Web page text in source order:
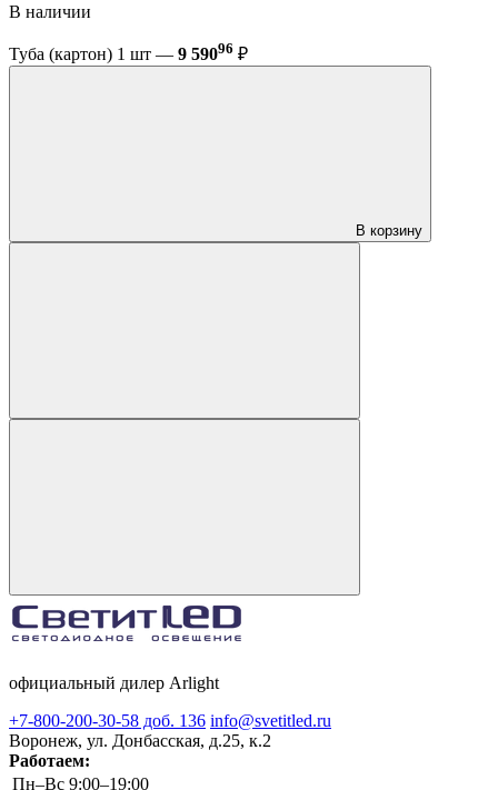
В наличии
Туба (картон) 1 шт — 9 59096 ₽
В корзину
официальный дилер Arlight
+7-800-200-30-58 доб. 136 info@svetitled.ru
Воронеж, ул. Донбасская, д.25, к.2
Работаем:
Пн–Вс 9:00–19:00